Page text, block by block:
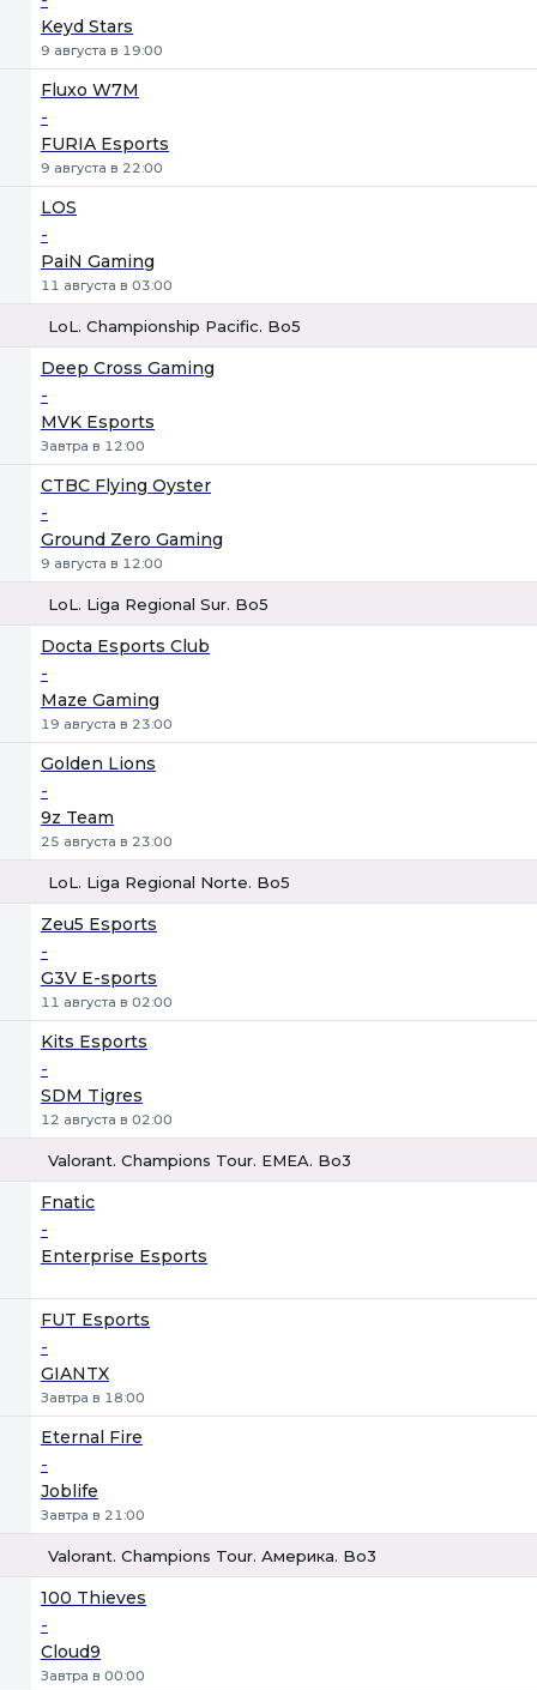
Keyd Stars
9 августа в 19:00
Fluxo W7M
-
FURIA Esports
9 августа в 22:00
LOS
-
PaiN Gaming
11 августа в 03:00
LoL. Championship Pacific. Bo5
Deep Cross Gaming
-
MVK Esports
Завтра в 12:00
CTBC Flying Oyster
-
Ground Zero Gaming
9 августа в 12:00
LoL. Liga Regional Sur. Bo5
Docta Esports Club
-
Maze Gaming
19 августа в 23:00
Golden Lions
-
9z Team
25 августа в 23:00
LoL. Liga Regional Norte. Bo5
Zeu5 Esports
-
G3V E-sports
11 августа в 02:00
Kits Esports
-
SDM Tigres
12 августа в 02:00
Valorant. Champions Tour. EMEA. Bo3
Fnatic
-
Enterprise Esports
FUT Esports
-
GIANTX
Завтра в 18:00
Eternal Fire
-
Joblife
Завтра в 21:00
Valorant. Champions Tour. Америка. Bo3
100 Thieves
-
Cloud9
Завтра в 00:00